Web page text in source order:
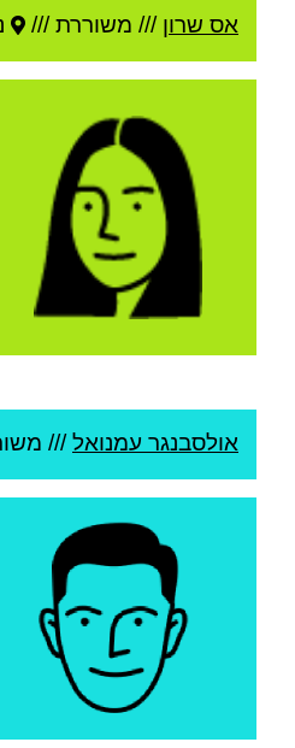
אס שרון /// משוררת ///
אולסבנגר עמנואל///